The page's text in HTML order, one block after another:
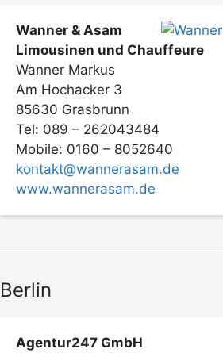
Wanner & Asam
Limousinen und Chauffeure
Wanner Markus
Am Hochacker 3
85630 Grasbrunn
Tel: 089 – 262043484
Mobile: 0160 – 8052640
kontakt@wannerasam.de
www.wannerasam.de
Berlin
Agentur247 GmbH